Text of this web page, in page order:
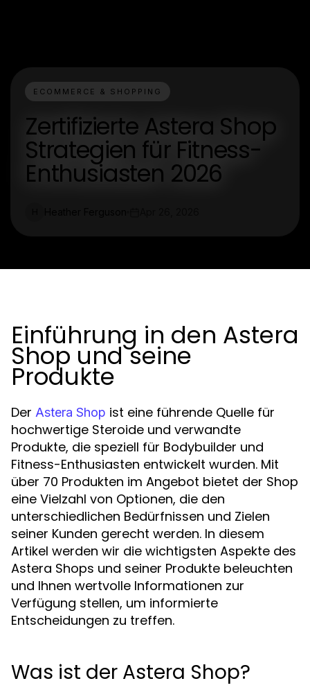
ECOMMERCE & SHOPPING
Zertifizierte Astera Shop
Strategien für Fitness-
Enthusiasten 2026
Einführung in den Astera
Shop und seine
Produkte
Der Astera Shop ist eine führende Quelle für
hochwertige Steroide und verwandte
Produkte, die speziell für Bodybuilder und
Fitness-Enthusiasten entwickelt wurden. Mit
über 70 Produkten im Angebot bietet der Shop
eine Vielzahl von Optionen, die den
unterschiedlichen Bedürfnissen und Zielen
seiner Kunden gerecht werden. In diesem
Artikel werden wir die wichtigsten Aspekte des
Astera Shops und seiner Produkte beleuchten
und Ihnen wertvolle Informationen zur
Verfügung stellen, um informierte
Entscheidungen zu treffen.
Was ist der Astera Shop?